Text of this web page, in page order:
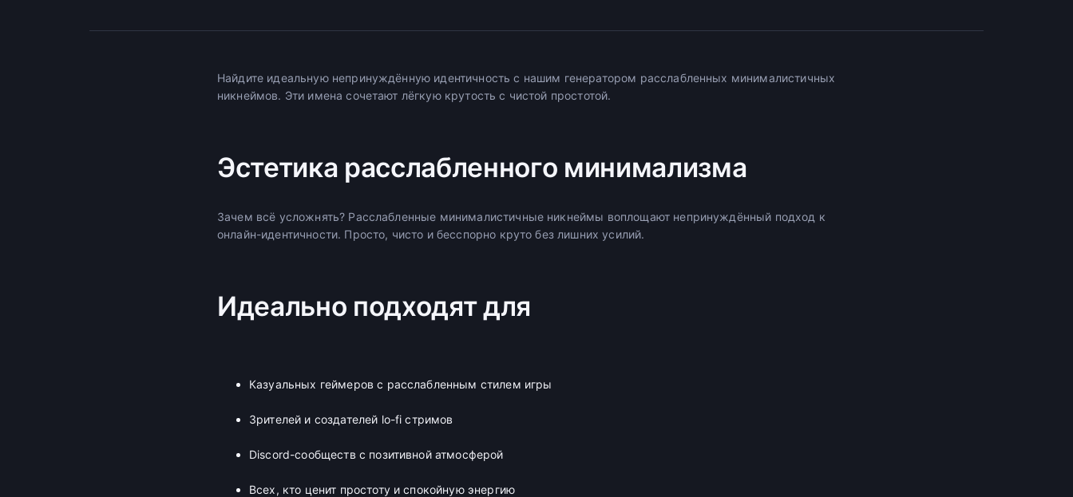
Найдите идеальную непринуждённую идентичность с нашим генератором расслабленных минималистичных
никнеймов. Эти имена сочетают лёгкую крутость с чистой простотой.
Эстетика расслабленного минимализма
Зачем всё усложнять? Расслабленные минималистичные никнеймы воплощают непринуждённый подход к
онлайн-идентичности. Просто, чисто и бесспорно круто без лишних усилий.
Идеально подходят для
Казуальных геймеров с расслабленным стилем игры
Зрителей и создателей lo-fi стримов
Discord-сообществ с позитивной атмосферой
Всех, кто ценит простоту и спокойную энергию